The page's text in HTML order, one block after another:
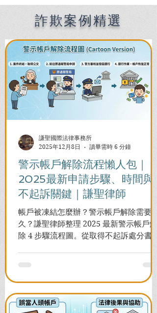
Filipinos in Taiwan:
Chien Sheng
International Law Firm
詐欺案例精選
警示帳戶解除流程懶人包｜
2025最新申請步驟、時間與
不起訴關鍵｜謙聖律師
帳戶被凍結怎麼辦？警示帳戶解除需要多
久？謙聖律師整理 2025 最新警示帳戶解
除 4 步驟流程圖。從取得不起訴處分書到
謙聖國際法律事務所
2025年12月8日
讀畢需時 6 分鐘